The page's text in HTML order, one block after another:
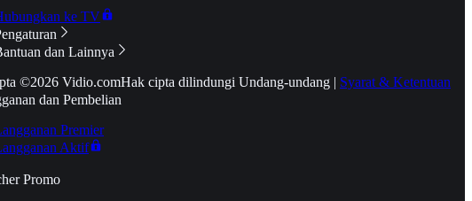
ke TV
dan Lainnya
©2026 Vidio.comHak cipta dilindungi Undang-undang | Syarat & Ketentuan
dan Pembelian
Premier
Aktif
Promo